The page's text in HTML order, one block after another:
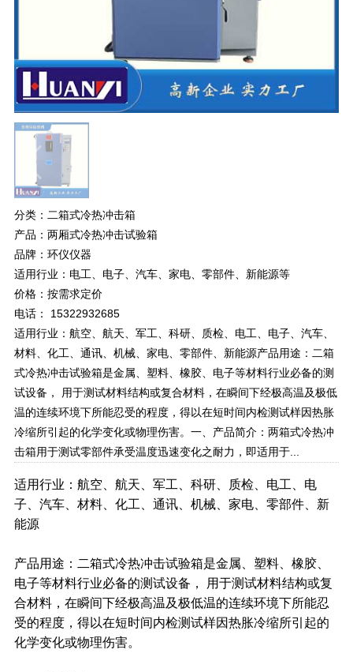
分类：二箱式冷热冲击箱
产品：两厢式冷热冲击试验箱
品牌：环仪仪器
适用行业：电工、电子、汽车、家电、零部件、新能源等
价格：按需求定价
电话： 15322932685
适用行业：航空、航天、军工、科研、质检、电工、电子、汽车、
材料、化工、通讯、机械、家电、零部件、新能源产品用途：二箱
式冷热冲击试验箱是金属、塑料、橡胶、电子等材料行业必备的测
试设备， 用于测试材料结构或复合材料，在瞬间下经极高温及极低
温的连续环境下所能忍受的程度，得以在短时间内检测试样因热胀
冷缩所引起的化学变化或物理伤害。一、产品简介：两箱式冷热冲
击箱用于测试零部件承受温度迅速变化之耐力，即适用于...
适用行业：航空、航天、军工、科研、质检、电工、电
子、汽车、材料、化工、通讯、机械、家电、零部件、新
能源
产品用途：二箱式冷热冲击试验箱是金属、塑料、橡胶、
电子等材料行业必备的测试设备， 用于测试材料结构或复
合材料，在瞬间下经极高温及极低温的连续环境下所能忍
受的程度，得以在短时间内检测试样因热胀冷缩所引起的
化学变化或物理伤害。